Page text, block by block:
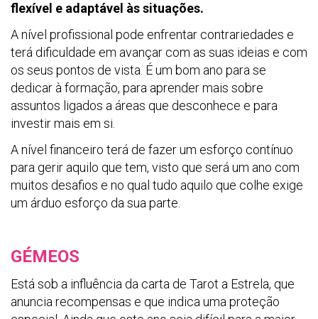
flexível e adaptável às situações.
A nível profissional pode enfrentar contrariedades e
terá dificuldade em avançar com as suas ideias e com
os seus pontos de vista. É um bom ano para se
dedicar à formação, para aprender mais sobre
assuntos ligados a áreas que desconhece e para
investir mais em si.
A nível financeiro terá de fazer um esforço contínuo
para gerir aquilo que tem, visto que será um ano com
muitos desafios e no qual tudo aquilo que colhe exige
um árduo esforço da sua parte.
GÉMEOS
Está sob a influência da carta de Tarot a Estrela, que
anuncia recompensas e que indica uma proteção